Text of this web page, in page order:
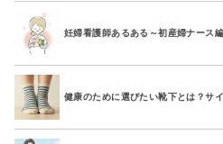
妊婦看護師あるある～初産婦ナース
健康のために選びたい靴下とは？サ